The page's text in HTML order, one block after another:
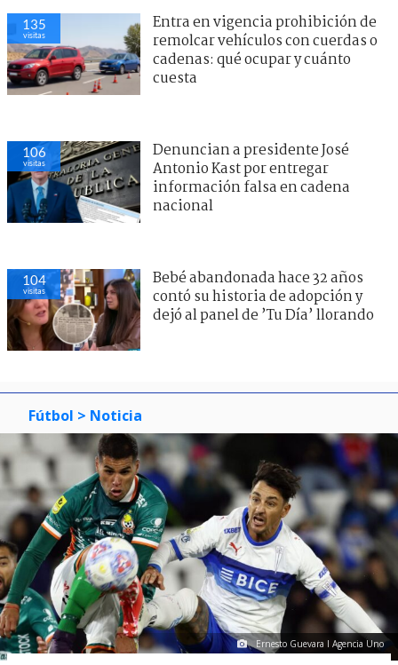
135
visitas
Entra en vigencia prohibición de
remolcar vehículos con cuerdas o
cadenas: qué ocupar y cuánto
cuesta
106
visitas
Denuncian a presidente José
Antonio Kast por entregar
información falsa en cadena
nacional
104
visitas
Bebé abandonada hace 32 años
contó su historia de adopción y
dejó al panel de ’Tu Día’ llorando
Fútbol > Noticia
Ernesto Guevara I Agencia Uno